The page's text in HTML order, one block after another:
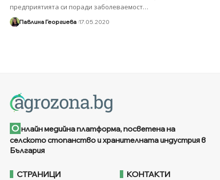
предприятията си поради заболеваемост…
Павлина Георгиева 17.05.2020
О нлайн медийна платформа, посветена на
селското стопанство и хранителната индустрия в
България
СТРАНИЦИ КОНТАКТИ